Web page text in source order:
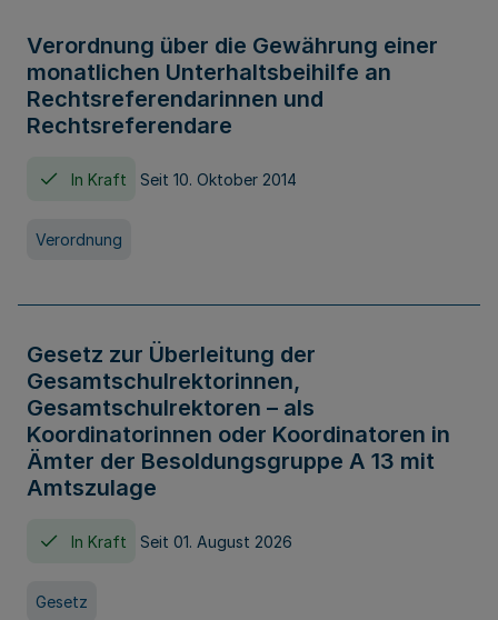
Verordnung über die Gewährung einer
monatlichen Unterhaltsbeihilfe an
Rechtsreferendarinnen und
Rechtsreferendare
In Kraft Seit 10. Oktober 2014
Verordnung
Gesetz zur Überleitung der
Gesamtschulrektorinnen,
Gesamtschulrektoren – als
Koordinatorinnen oder Koordinatoren in
Ämter der Besoldungsgruppe A 13 mit
Amtszulage
In Kraft Seit 01. August 2026
Gesetz